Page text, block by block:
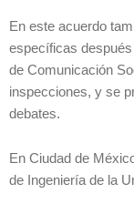
En este acuerdo
específicas
de Comunicación
inspecciones, y se
debates.
En Ciudad de
de Ingeniería de la